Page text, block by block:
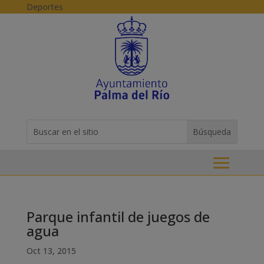
Skip to content
Deportes
for...
Parque infantil de juegos de
agua
Oct 13, 2015